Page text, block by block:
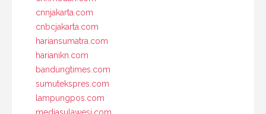
cnnjakarta.com
cnbcjakarta.com
hariansumatra.com
harianikn.com
bandungtimes.com
sumutekspres.com
lampungpos.com
mediasulawesi.com